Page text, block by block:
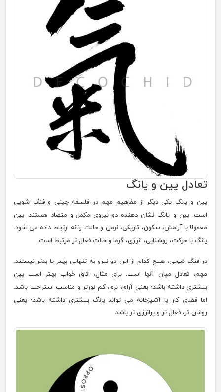
تعادل یین و یانگ
یین و یانگ یکی دیگر از مفاهیم مهم در فلسفه چینی و فنگ شویی
است. یین و یانگ نشان دهنده دو نیروی مکمل و متضاد هستند. یین
معمولا با آرامش، سکون، تاریکی، نرمی و حالت زنانه ارتباط داده می شود.
یانگ با حرکت، روشنایی، انرژی، گرما و حالت فعال تر مرتبط است.
در فنگ شویی، هیچ کدام از این دو نیرو به تنهایی بهتر یا بدتر نیستند.
مهم، تعادل میان آنها است. برای مثال، اتاق خواب بهتر است یین
بیشتری داشته باشد؛ یعنی آرام، نرم، کم نورتر و مناسب استراحت باشد.
اما فضای کار یا آشپزخانه می تواند یانگ بیشتری داشته باشد؛ یعنی
روشن تر، فعال تر و پرانرژی تر باشد.